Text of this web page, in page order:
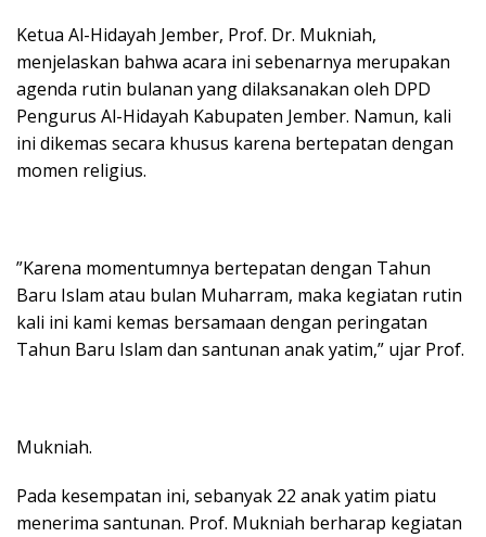
​Ketua Al-Hidayah Jember, Prof. Dr. Mukniah,
menjelaskan bahwa acara ini sebenarnya merupakan
agenda rutin bulanan yang dilaksanakan oleh DPD
Pengurus Al-Hidayah Kabupaten Jember. Namun, kali
ini dikemas secara khusus karena bertepatan dengan
momen religius.
​”Karena momentumnya bertepatan dengan Tahun
Baru Islam atau bulan Muharram, maka kegiatan rutin
kali ini kami kemas bersamaan dengan peringatan
Tahun Baru Islam dan santunan anak yatim,” ujar Prof.
Mukniah.
​Pada kesempatan ini, sebanyak 22 anak yatim piatu
menerima santunan. Prof. Mukniah berharap kegiatan